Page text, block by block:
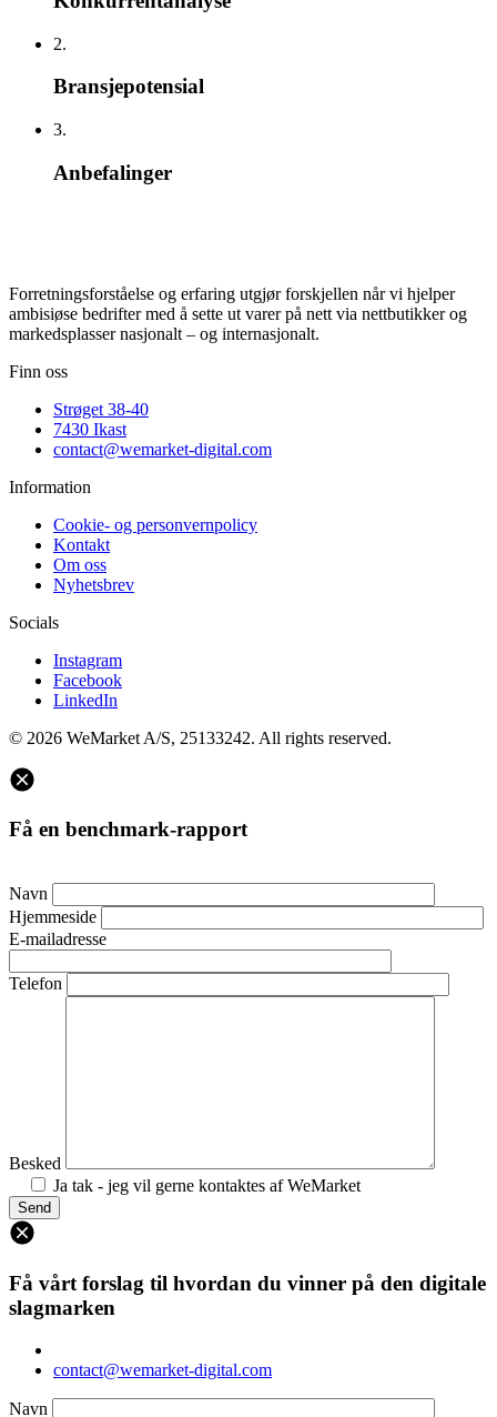
2.
Bransjepotensial
3.
Anbefalinger
Forretningsforståelse og erfaring utgjør forskjellen når vi hjelper
ambisiøse bedrifter med å sette ut varer på nett via nettbutikker og
markedsplasser nasjonalt – og internasjonalt.
Finn oss
Strøget 38-40
7430 Ikast
contact@wemarket-digital.com
Information
Cookie- og personvernpolicy
Kontakt
Om oss
Nyhetsbrev
Socials
Instagram
Facebook
LinkedIn
© 2026 WeMarket A/S, 25133242. All rights reserved.
Få en benchmark-rapport
Navn
Hjemmeside
E-mailadresse
Telefon
Besked
Ja tak - jeg vil gerne kontaktes af WeMarket
Få vårt forslag til hvordan du vinner på den digitale
slagmarken
contact@wemarket-digital.com
Navn